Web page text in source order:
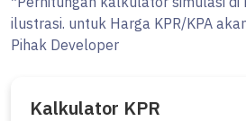
ilustrasi. untuk Harga KPR/KPA
Pihak Developer
Kalkulator KPR